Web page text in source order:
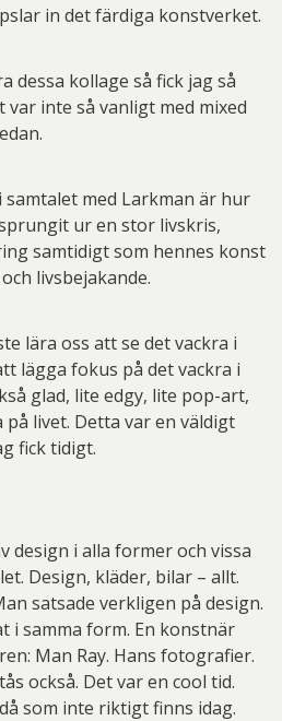
in det färdiga konstverket.
dessa kollage så fick jag så
inte så vanligt med mixed
med Larkman är hur
ur en stor livskris,
samtidigt som hennes konst
livsbejakande.
lära oss att se det vackra i
lägga fokus på det vackra i
glad, lite edgy, lite pop-art,
livet. Detta var en väldigt
fick tidigt.
design i alla former och vissa
Design, kläder, bilar – allt.
satsade verkligen på design.
i samma form. En konstnär
Man Ray. Hans fotografier.
också. Det var en cool tid.
som inte riktigt finns idag.